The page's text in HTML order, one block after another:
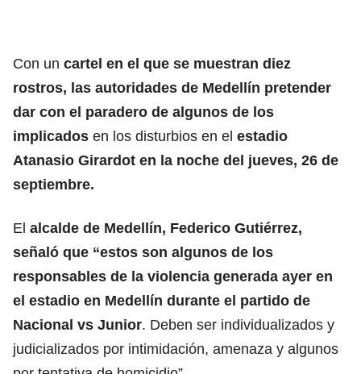
Con un cartel en el que se muestran diez
rostros, las autoridades de Medellín pretender
dar con el paradero de algunos de los
implicados en los disturbios en el estadio
Atanasio Girardot en la noche del jueves, 26 de
septiembre.
El alcalde de Medellín, Federico Gutiérrez,
señaló que “estos son algunos de los
responsables de la violencia generada ayer en
el estadio en Medellín durante el partido de
Nacional vs Junior. Deben ser individualizados y
judicializados por intimidación, amenaza y algunos